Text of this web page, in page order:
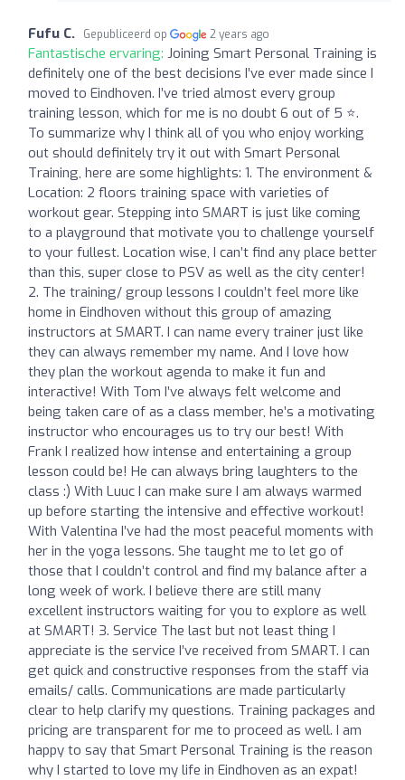
Fufu C. Gepubliceerd op 2 years ago
Fantastische ervaring: Joining Smart Personal Training is
definitely one of the best decisions I’ve ever made since I
moved to Eindhoven. I’ve tried almost every group
training lesson, which for me is no doubt 6 out of 5 ⭐️.
To summarize why I think all of you who enjoy working
out should definitely try it out with Smart Personal
Training, here are some highlights: 1. The environment &
Location: 2 floors training space with varieties of
workout gear. Stepping into SMART is just like coming
to a playground that motivate you to challenge yourself
to your fullest. Location wise, I can’t find any place better
than this, super close to PSV as well as the city center!
2. The training/ group lessons I couldn’t feel more like
home in Eindhoven without this group of amazing
instructors at SMART. I can name every trainer just like
they can always remember my name. And I love how
they plan the workout agenda to make it fun and
interactive! With Tom I’ve always felt welcome and
being taken care of as a class member, he’s a motivating
instructor who encourages us to try our best! With
Frank I realized how intense and entertaining a group
lesson could be! He can always bring laughters to the
class :) With Luuc I can make sure I am always warmed
up before starting the intensive and effective workout!
With Valentina I’ve had the most peaceful moments with
her in the yoga lessons. She taught me to let go of
those that I couldn’t control and find my balance after a
long week of work. I believe there are still many
excellent instructors waiting for you to explore as well
at SMART! 3. Service The last but not least thing I
appreciate is the service I’ve received from SMART. I can
get quick and constructive responses from the staff via
emails/ calls. Communications are made particularly
clear to help clarify my questions. Training packages and
pricing are transparent for me to proceed as well. I am
happy to say that Smart Personal Training is the reason
why I started to love my life in Eindhoven as an expat!